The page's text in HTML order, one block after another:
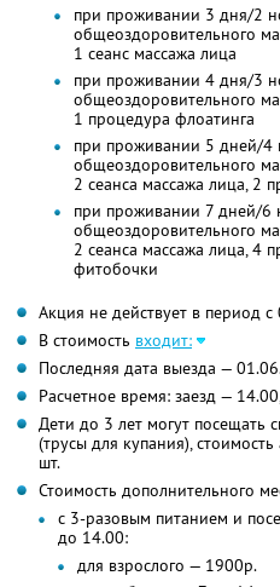
при проживании 3 дня/2
общеоздоровительного
1 сеанс массажа лица
при проживании 4 дня/3
общеоздоровительного
1 процедура флоатинга
при проживании 5 дней/4
общеоздоровительного
2 сеанса массажа лица, 2
при проживании 7 дней/6
общеоздоровительного
2 сеанса массажа лица, 4
фитобочки
Акция не действует в период
В стоимость входит:
Последняя дата выезда —
Расчетное время: заезд —
Дети до 3 лет могут посещать
(трусы для купания),
шт.
Стоимость дополнительного
с 3-разовым питанием и
до 14.00:
для взрослого — 1900р.